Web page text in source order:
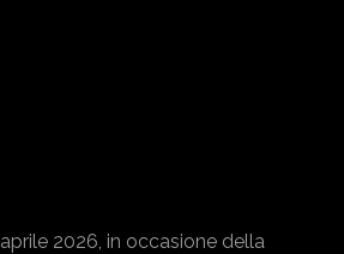
2026, in occasione della